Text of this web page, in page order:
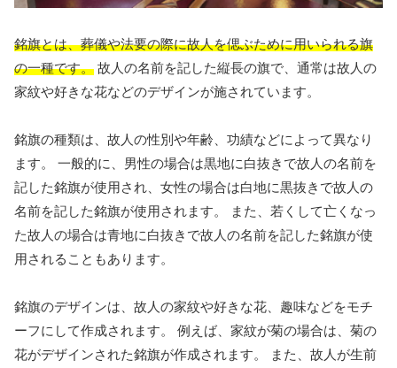
銘旗とは、葬儀や法要の際に故人を偲ぶために用いられる旗
の一種です。 故人の名前を記した縦長の旗で、通常は故人の
家紋や好きな花などのデザインが施されています。
銘旗の種類は、故人の性別や年齢、功績などによって異なり
ます。 一般的に、男性の場合は黒地に白抜きで故人の名前を
記した銘旗が使用され、女性の場合は白地に黒抜きで故人の
名前を記した銘旗が使用されます。 また、若くして亡くなっ
た故人の場合は青地に白抜きで故人の名前を記した銘旗が使
用されることもあります。
銘旗のデザインは、故人の家紋や好きな花、趣味などをモチ
ーフにして作成されます。 例えば、家紋が菊の場合は、菊の
花がデザインされた銘旗が作成されます。 また、故人が生前